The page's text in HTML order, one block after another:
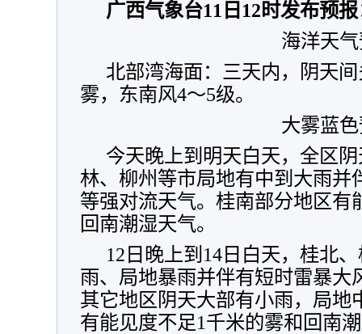
广西气象台11日12时发布预
海洋天
北部湾海面：三天内，阴天
雾，东南风4～5级。
大雾蓝
今天晚上到明天白天，全区
林、柳州等市局地有中到大雨并
等强对流天气。桂南部分地区有
回南潮湿天气。
12日晚上到14日白天，桂北
雨、局地暴雨并伴有短时雷暴大
其它地区阴天大部有小雨，局地
有能见度不足1千米的雾和回南